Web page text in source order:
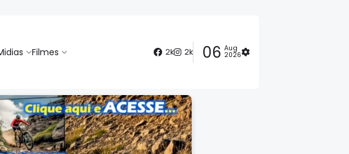
Filmes 2k 2k 06 Aug
2026